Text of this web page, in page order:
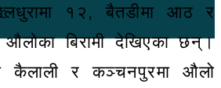
१२, बैतडीमा आठ र
औलोका बिरामी देखिएका छन्।
कैलाली र कञ्चनपुरमा औलो